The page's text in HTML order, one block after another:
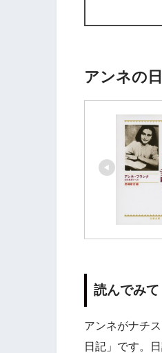
アンネの
読んでみて
アンネがナチ
日記」です。